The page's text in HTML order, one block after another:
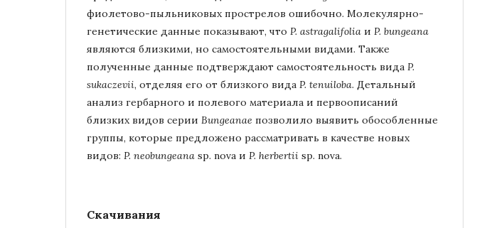
фиолетово-пыльниковых прострелов ошибочно. Молекулярно-
генетические данные показывают, что P. astragalifolia и P. bungeana
являются близкими, но самостоятельными видами. Также
полученные данные подтверждают самостоятельность вида P.
sukaczevii, отделяя его от близкого вида P. tenuiloba. Детальный
анализ гербарного и полевого материала и первоописаний
близких видов серии Bungeanae позволило выявить обособленные
группы, которые предложено рассматривать в качестве новых
видов: P. neobungeana sp. nova и P. herbertii sp. nova.
Скачивания